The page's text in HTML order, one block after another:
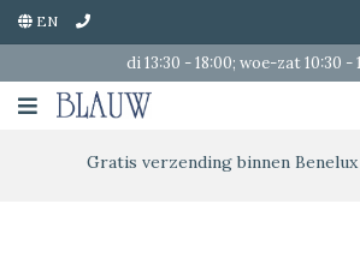
EN
di 13:30 - 18:00; woe-zat 10:30 -
Gratis verzending binnen